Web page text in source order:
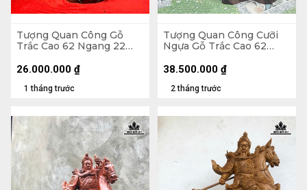
Tượng Quan Công Gỗ
Trắc Cao 62 Ngang 22
1 tháng trước
26.000.000 ₫
Tượng Quan Công Cưỡi
Ngựa Gỗ Trắc Cao 62
2 tháng trước
38.500.000 ₫